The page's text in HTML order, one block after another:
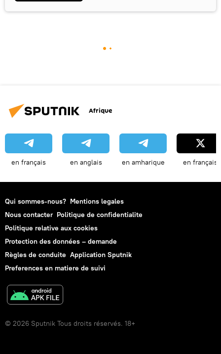
Afrique
en français en anglais en amharique en français
Qui sommes-nous? Mentions legales
Nous contacter Politique de confidentialite
Politique relative aux cookies
Protection des données – demande
Règles de conduite Application Sputnik
Preferences en matiere de suivi
© 2026 Sputnik Tous droits réservés. 18+